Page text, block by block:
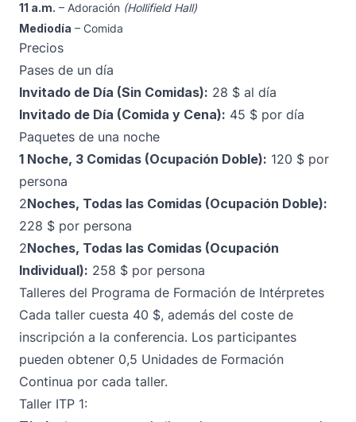
11 a.m. – Adoración (Hollifield Hall)
Mediodía – Comida
Precios
Pases de un día
Invitado de Día (Sin Comidas): 28 $ al día
Invitado de Día (Comida y Cena): 45 $ por día
Paquetes de una noche
1 Noche, 3 Comidas (Ocupación Doble): 120 $ por
persona
2Noches, Todas las Comidas (Ocupación Doble):
228 $ por persona
2Noches, Todas las Comidas (Ocupación
Individual): 258 $ por persona
Talleres del Programa de Formación de Intérpretes
Cada taller cuesta 40 $, además del coste de
inscripción a la conferencia. Los participantes
pueden obtener 0,5 Unidades de Formación
Continua por cada taller.
Taller ITP 1: